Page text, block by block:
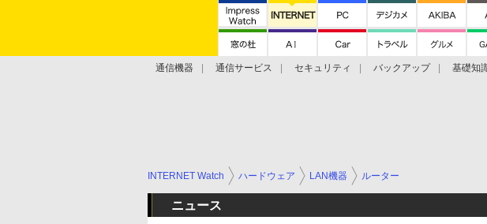
通信機器 通信サービス セキュリティ バックアップ 基礎知
INTERNET Watch ハードウェア LAN機器 ルーター
ニュース